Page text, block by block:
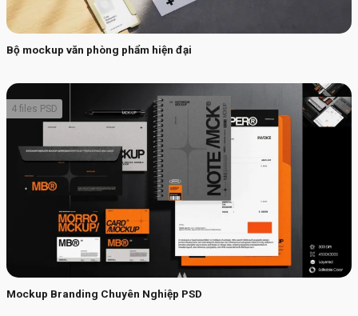
Bộ mockup văn phòng phẩm hiện đại
Mockup Branding Chuyên Nghiệp PSD
4 files PSD